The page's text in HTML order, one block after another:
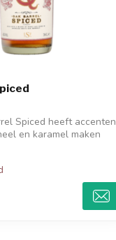
Spiced heeft accenten
en karamel maken